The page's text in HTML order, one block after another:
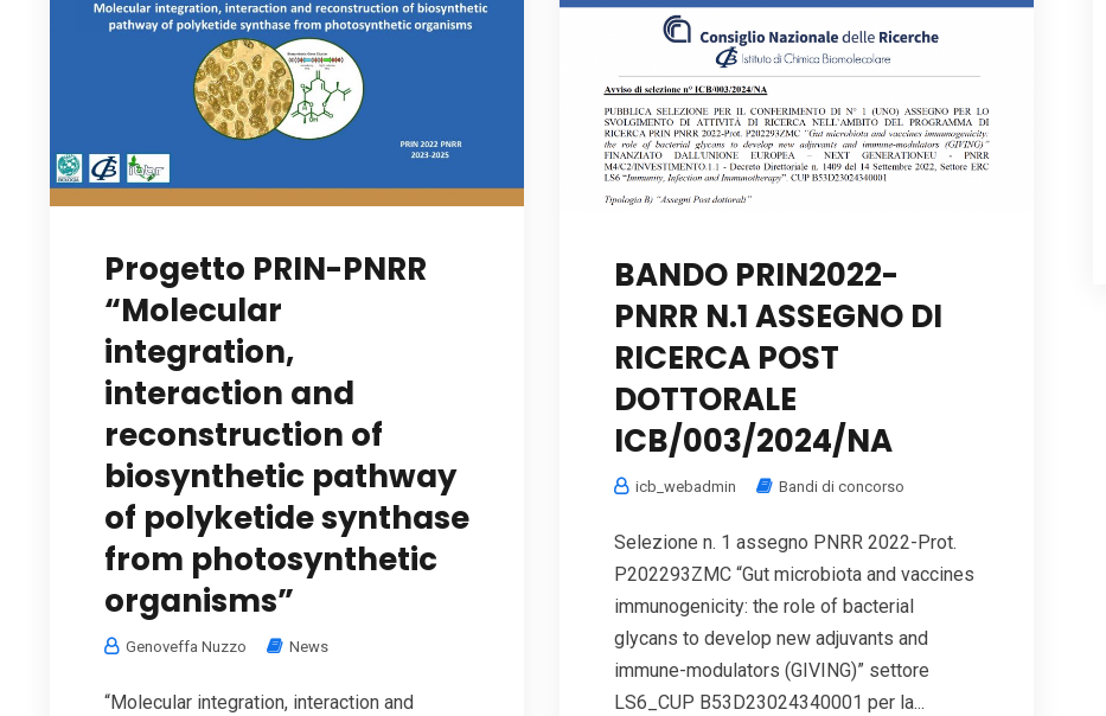
Progetto PRIN-PNRR
“Molecular
integration,
interaction and
reconstruction of
biosynthetic pathway
of polyketide synthase
from photosynthetic
organisms”
Genoveffa Nuzzo News
“Molecular integration, interaction and
BANDO PRIN2022-
PNRR N.1 ASSEGNO DI
RICERCA POST
DOTTORALE
ICB/003/2024/NA
icb_webadmin Bandi di concorso
Selezione n. 1 assegno PNRR 2022-Prot.
P202293ZMC “Gut microbiota and vaccines
immunogenicity: the role of bacterial
glycans to develop new adjuvants and
immune-modulators (GIVING)” settore
LS6_CUP B53D23024340001 per la...